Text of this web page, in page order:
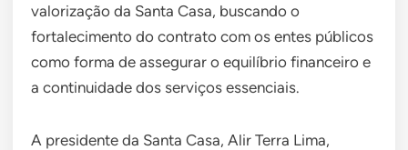
valorização da Santa Casa, buscando o
fortalecimento do contrato com os entes públicos
como forma de assegurar o equilíbrio financeiro e
a continuidade dos serviços essenciais.
A presidente da Santa Casa, Alir Terra Lima,